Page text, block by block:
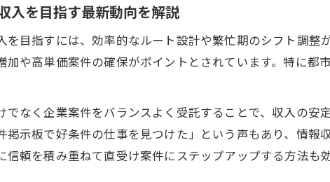
軽貨物配送業界が伸び
自立を実現できる軽貨
業界ランキングから読
高収入を支える軽貨物自立
高収入と自立を両立す
入を目指す最新動向を解説
を目指すには、効率的なルート設計や繁忙期のシフト調
加や高単価案件の確保がポイントとされています。特に都
でなく企業案件をバランスよく受託することで、収入の
掲示板で好条件の仕事を見つけた」という声もあり、情
信頼を積み重ねて直受け案件にステップアップする方法も効